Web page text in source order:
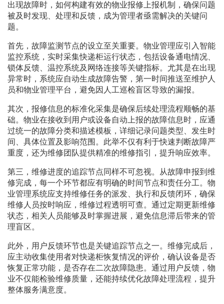
出现故障时，如何构建有效的物业报修上报机制，确保问题
被及时发现、处理和反馈，成为管理者亟需解决的关键问
题。
首先，故障监测节点的设立至关重要。物业管理应引入智能
监控系统，实时采集快递柜运行状态，包括设备通电情况、
锁体反馈、温控系统及网络连接等关键指标。尤其是在出现
异常时，系统应自动生成故障告警，第一时间推送至维护人
员和物业管理平台，避免因人工巡检盲区导致的漏报。
其次，报修信息的标准化采集是确保后续处理流程顺畅的基
础。物业在接收到用户或设备自动上报的故障信息时，应通
过统一的故障分类和描述模板，详细记录问题类型、发生时
间、具体位置及影响范围。此举不仅有利于快速判断故障严
重度，还为维修团队提供精准的维修指引，提升响应效率。
第三，维修进度的追踪节点同样不可忽视。从故障申报到维
修完成，每一个环节都应有明确的时间节点和责任分工。物
业管理系统应支持维修任务的派发、执行和反馈闭环，确保
维修人员按时响应，维修过程透明可查。通过定期更新维修
状态，相关人员能够及时掌握进展，避免信息滞后带来的管
理盲区。
此外，用户反馈环节也是关键追踪节点之一。维修完成后，
应主动收集使用者对快递柜恢复情况的评价，确认设备是否
恢复正常功能，是否存在二次故障隐患。通过用户反馈，物
业不仅能检验维修质量，还能持续优化故障处理流程，提升
整体服务满意度。